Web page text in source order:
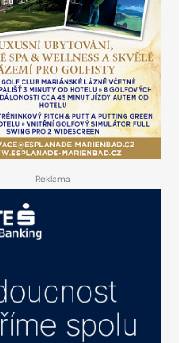
Reklama